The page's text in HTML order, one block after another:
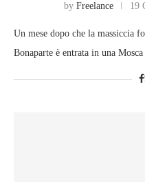
by Freelance 19
Un mese dopo che la massiccia
Bonaparte è entrata in una